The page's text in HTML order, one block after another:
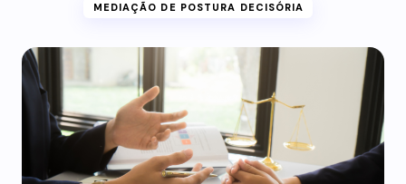
MEDIAÇÃO DE POSTURA DECISÓRIA